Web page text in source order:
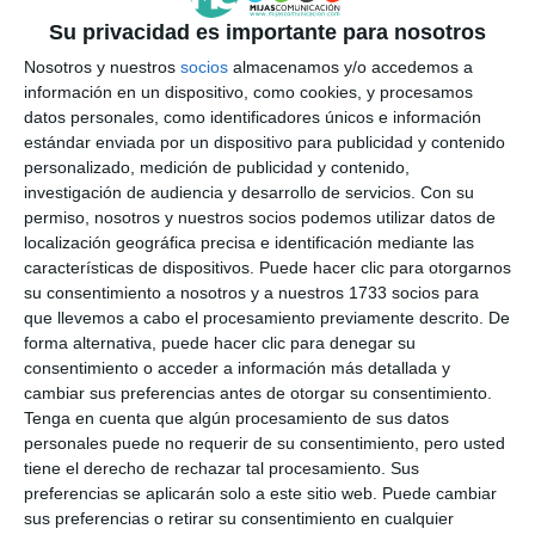
Su privacidad es importante para nosotros
Nosotros y nuestros socios almacenamos y/o accedemos a
información en un dispositivo, como cookies, y procesamos
datos personales, como identificadores únicos e información
estándar enviada por un dispositivo para publicidad y contenido
personalizado, medición de publicidad y contenido,
investigación de audiencia y desarrollo de servicios. Con su
permiso, nosotros y nuestros socios podemos utilizar datos de
localización geográfica precisa e identificación mediante las
características de dispositivos. Puede hacer clic para otorgarnos
su consentimiento a nosotros y a nuestros 1733 socios para
que llevemos a cabo el procesamiento previamente descrito. De
forma alternativa, puede hacer clic para denegar su
consentimiento o acceder a información más detallada y
cambiar sus preferencias antes de otorgar su consentimiento.
Tenga en cuenta que algún procesamiento de sus datos
personales puede no requerir de su consentimiento, pero usted
tiene el derecho de rechazar tal procesamiento. Sus
preferencias se aplicarán solo a este sitio web. Puede cambiar
sus preferencias o retirar su consentimiento en cualquier
el que se sustenta la estructura; e hincado de
pilotes de madera, hasta una profundidad de un
metro bajo el nivel del mar como mínimo.
Daños del temporal. | M. Á. GUZMÁN
Además, se ejecutará la protección con escollera